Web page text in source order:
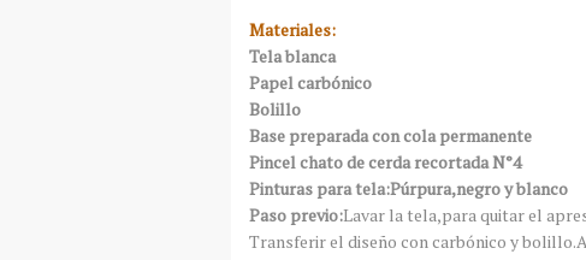
Materiales:
Tela blanca
Papel carbónico
Bolillo
Base preparada con cola permanente
Pincel chato de cerda recortada N°4
Pinturas para tela:Púrpura,negro y blanco
Paso previo:Lavar la tela,para quitar el
Transferir el diseño con carbónico y